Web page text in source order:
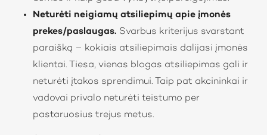
Neturėti neigiamų atsiliepimų apie įmonės
prekes/paslaugas. Svarbus kriterijus svarstant
paraišką – kokiais atsiliepimais dalijasi įmonės
klientai. Tiesa, vienas blogas atsiliepimas gali ir
neturėti įtakos sprendimui. Taip pat akcininkai ir
vadovai privalo neturėti teistumo per
pastaruosius trejus metus.